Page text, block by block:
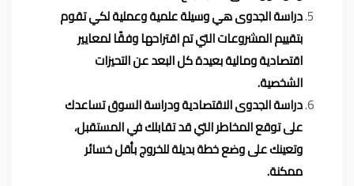
دراسة الجدوى هي وسيلة علمية وعملية لكي تقوم
بتقييم المشروعات التي تم اقتراحها وفقًا لمعايير
اقتصادية ومالية بعيدة كل البعد عن التحيزات
الشخصية.
دراسة الجدوى الاقتصادية ودراسة السوق تساعدك
على توقع المخاطر التي قد تقابلك في المستقبل،
وتعينك على وضع خطة بديلة للخروج بأقل خسائر
ممكنة.